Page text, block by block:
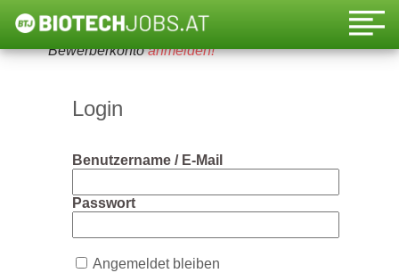
Um diese Funktion nutzen zu können, bitte ein
Bewerberkontoanmelden!
Login
Benutzername / E-Mail
Passwort
Angemeldet bleiben